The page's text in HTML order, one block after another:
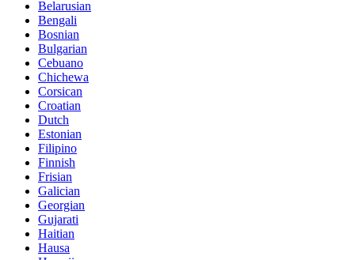
Belarusian
Bengali
Bosnian
Bulgarian
Cebuano
Chichewa
Corsican
Croatian
Dutch
Estonian
Filipino
Finnish
Frisian
Galician
Georgian
Gujarati
Haitian
Hausa